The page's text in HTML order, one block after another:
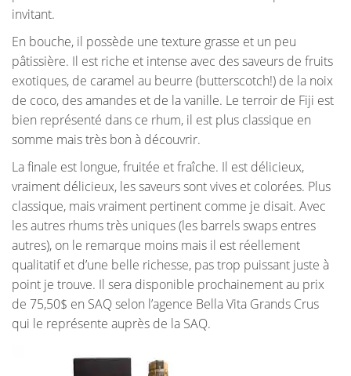
invitant.
En bouche, il possède une texture grasse et un peu
pâtissière. Il est riche et intense avec des saveurs de fruits
exotiques, de caramel au beurre (butterscotch!) de la noix
de coco, des amandes et de la vanille. Le terroir de Fiji est
bien représenté dans ce rhum, il est plus classique en
somme mais très bon à découvrir.
La finale est longue, fruitée et fraîche. Il est délicieux,
vraiment délicieux, les saveurs sont vives et colorées. Plus
classique, mais vraiment pertinent comme je disait. Avec
les autres rhums très uniques (les barrels swaps entres
autres), on le remarque moins mais il est réellement
qualitatif et d’une belle richesse, pas trop puissant juste à
point je trouve. Il sera disponible prochainement au prix
de 75,50$ en SAQ selon l’agence Bella Vita Grands Crus
qui le représente auprès de la SAQ.